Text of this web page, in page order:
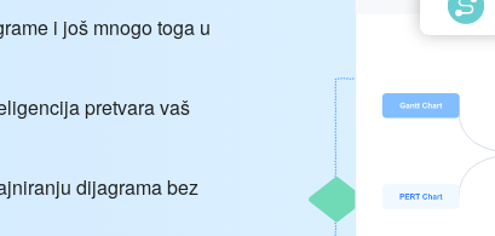
i još mnogo toga u
pretvara vaš
dijagrama bez